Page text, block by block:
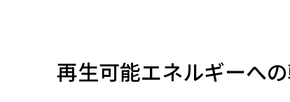
再生可能エネルギーへ